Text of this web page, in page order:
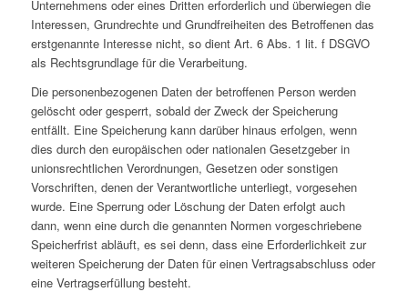
Unternehmens oder eines Dritten erforderlich und überwiegen die
Interessen, Grundrechte und Grundfreiheiten des Betroffenen das
erstgenannte Interesse nicht, so dient Art. 6 Abs. 1 lit. f DSGVO
als Rechtsgrundlage für die Verarbeitung.
Die personenbezogenen Daten der betroffenen Person werden
gelöscht oder gesperrt, sobald der Zweck der Speicherung
entfällt. Eine Speicherung kann darüber hinaus erfolgen, wenn
dies durch den europäischen oder nationalen Gesetzgeber in
unionsrechtlichen Verordnungen, Gesetzen oder sonstigen
Vorschriften, denen der Verantwortliche unterliegt, vorgesehen
wurde. Eine Sperrung oder Löschung der Daten erfolgt auch
dann, wenn eine durch die genannten Normen vorgeschriebene
Speicherfrist abläuft, es sei denn, dass eine Erforderlichkeit zur
weiteren Speicherung der Daten für einen Vertragsabschluss oder
eine Vertragserfüllung besteht.